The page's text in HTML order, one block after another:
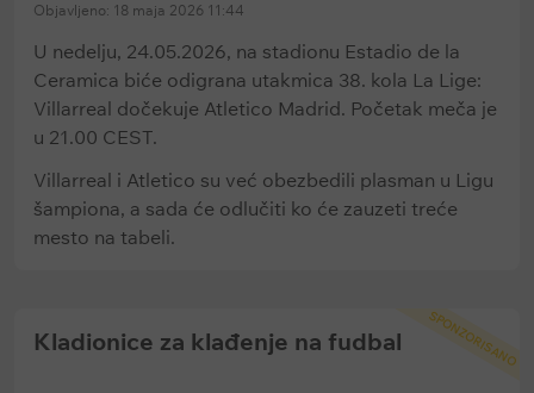
Objavljeno: 18 maja 2026 11:44
U nedelju, 24.05.2026, na stadionu Estadio de la
Ceramica biće odigrana utakmica 38. kola La Lige:
Villarreal dočekuje Atletico Madrid. Početak meča je
u 21.00 CEST.
Villarreal i Atletico su već obezbedili plasman u Ligu
šampiona, a sada će odlučiti ko će zauzeti treće
mesto na tabeli.
SPONZORISANO
Kladionice za klađenje na fudbal